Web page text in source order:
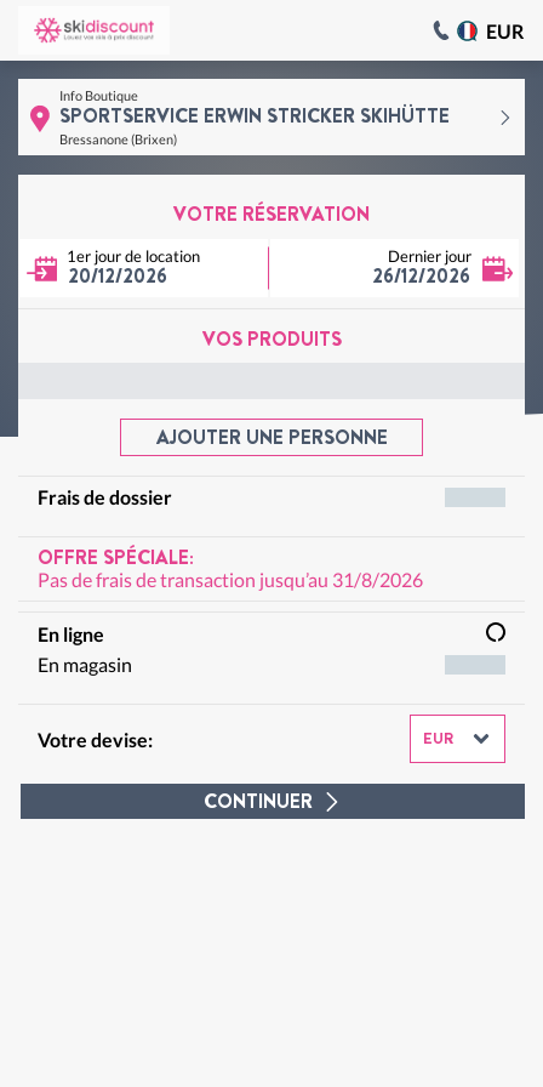
EUR
Info Boutique
SPORTSERVICE ERWIN STRICKER SKIHÜTTE
Bressanone (Brixen)
VOTRE RÉSERVATION
20/12/2026
1er jour de location
26/12/2026
Dernier jour
VOS PRODUITS
AJOUTER UNE PERSONNE
Frais de dossier
OFFRE SPÉCIALE:
Pas de frais de transaction jusqu’au 31/8/2026
En ligne
En magasin
Votre devise:
CONTINUER